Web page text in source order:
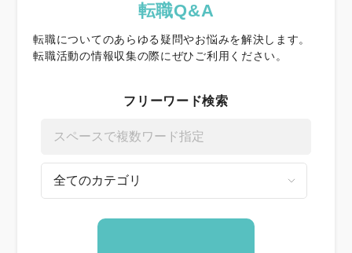
転職Q&A
転職についてのあらゆる疑問やお悩みを解決します。
転職活動の情報収集の際にぜひご利用ください。
フリーワード検索